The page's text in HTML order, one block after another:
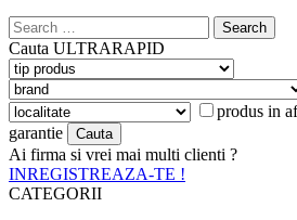
Search
for:
Cauta ULTRARAPID
produs in
garantie
Ai firma si vrei mai multi clienti ?
INREGISTREAZA-TE !
CATEGORII